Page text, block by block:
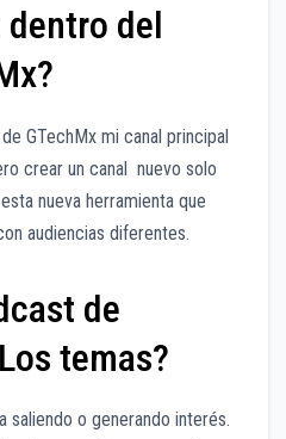
dentro del
GTechMx mi canal principal
crear un canal nuevo solo
nueva herramienta que
audiencias diferentes.
de
temas?
saliendo o generando interés.